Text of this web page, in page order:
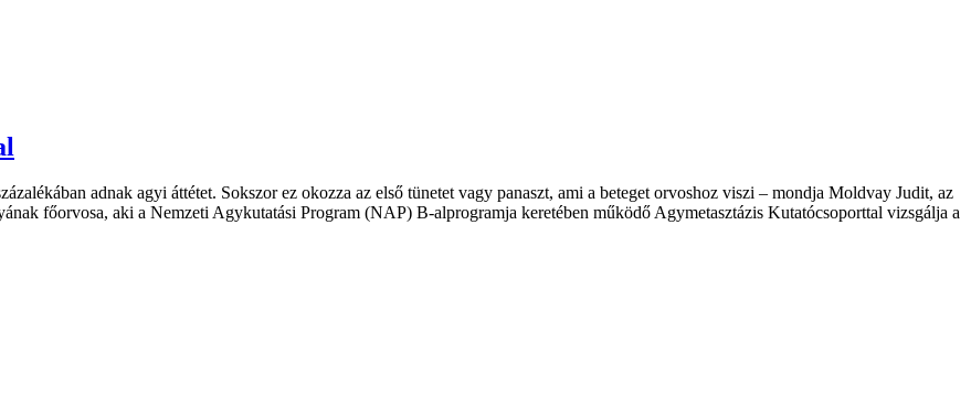
adnak agyi áttétet. Sokszor ez okozza az első tünetet vagy panaszt, ami a beteget orvoshoz viszi – mondja Moldvay Judit, az
főorvosa, aki a Nemzeti Agykutatási Program (NAP) B-alprogramja keretében működő Agymetasztázis Kutatócsoporttal vizsgálja a